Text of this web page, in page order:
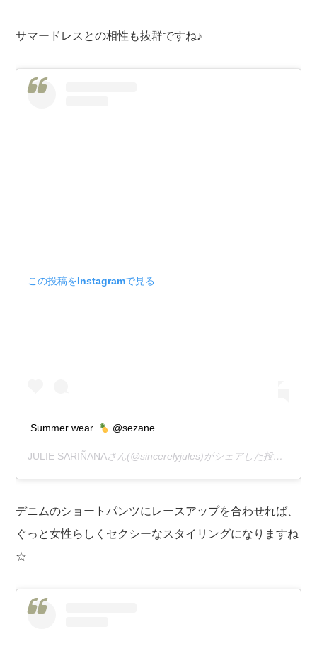
サマードレスとの相性も抜群ですね♪
この投稿をInstagramで見る
Summer wear. @sezane
JULIE SARIÑANAさん(@sincerelyjules)がシェアした投稿 –
デニムのショートパンツにレースアップを合わせれば、
ぐっと女性らしくセクシーなスタイリングになりますね
☆